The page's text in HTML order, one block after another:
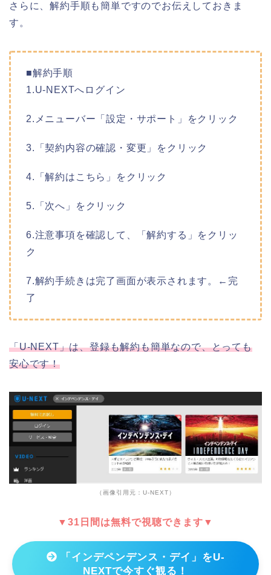
さらに、解約手順も簡単ですのでお伝えしておきま
す。
■解約手順
1.U-NEXTへログイン
2.メニューバー「設定・サポート」をクリック
3.「契約内容の確認・変更」をクリック
4.「解約はこちら」をクリック
5.「次へ」をクリック
6.注意事項を確認して、「解約する」をクリッ
ク
7.解約手続きは完了画面が表示されます。←完
了
「U-NEXT」は、登録も解約も簡単なので、とっても
安心です！
（画像引用元：U-NEXT）
▼31日間は無料で視聴できます▼
「インデペンデンス・デイ」をU-
NEXTで今すぐ観る！